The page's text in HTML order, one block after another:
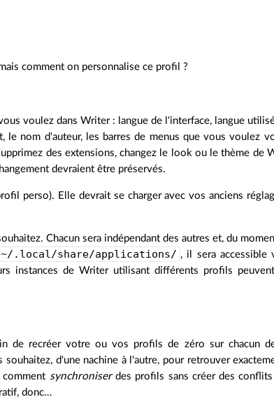
comment on personnalise ce profil ?
voulez dans Writer : langue de l'interface, langue
le nom d'auteur, les barres de menus que vous voulez
des extensions, changez le look ou le thème de
devraient être préservés.
perso). Elle devrait se charger avec vos anciens
Chacun sera indépendant des autres et, du
~/.local/share/applications/ , il sera accessible
instances de Writer utilisant différents profils
de recréer votre ou vos profils de zéro sur chacun
d'une nachine à l'autre, pour retrouver
comment synchroniserdes profils sans créer des conflits
donc…